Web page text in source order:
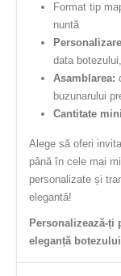
Format tip
nuntă
data
Asamblarea:
buzunarului
Cantitate
Alege să oferi
până în cele mai
personalizate și
elegantă!
Personalizează-
eleganță